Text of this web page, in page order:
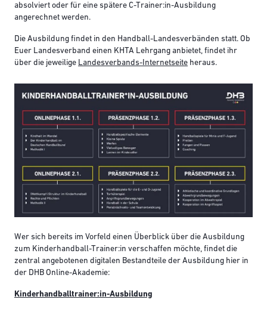
absolviert oder für eine spätere C-Trainer:in-Ausbildung
angerechnet werden.
Die Ausbildung findet in den Handball-Landesverbänden statt. Ob
Euer Landesverband einen KHTA Lehrgang anbietet, findet ihr
über die jeweilige Landesverbands-Internetseite heraus.
Wer sich bereits im Vorfeld einen Überblick über die Ausbildung
zum Kinderhandball-Trainer:in verschaffen möchte, findet die
zentral angebotenen digitalen Bestandteile der Ausbildung hier in
der DHB Online-Akademie:
Kinderhandballtrainer:in-Ausbildung